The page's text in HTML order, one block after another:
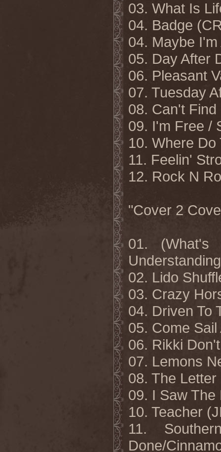
03. What Is
04. Badge
04. Maybe
05. Day After
06. Pleasant
07. Tuesday
08. Can't
09. I'm Free /
10. Where
11. Feelin'
12. Rock N
"Cover 2
01. (What's
02. Lido
03. Crazy
04. Driven To
05. Come
06. Rikki
07. Lemons
08. The
09. I Saw
10. Teacher
11.
Done/